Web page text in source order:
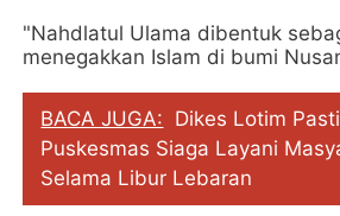
"Nahdlatul Ulama dibentuk
menegakkan Islam di bumi
BACA JUGA: Dikes Lotim
Puskesmas Siaga Layani
Selama Libur Lebaran